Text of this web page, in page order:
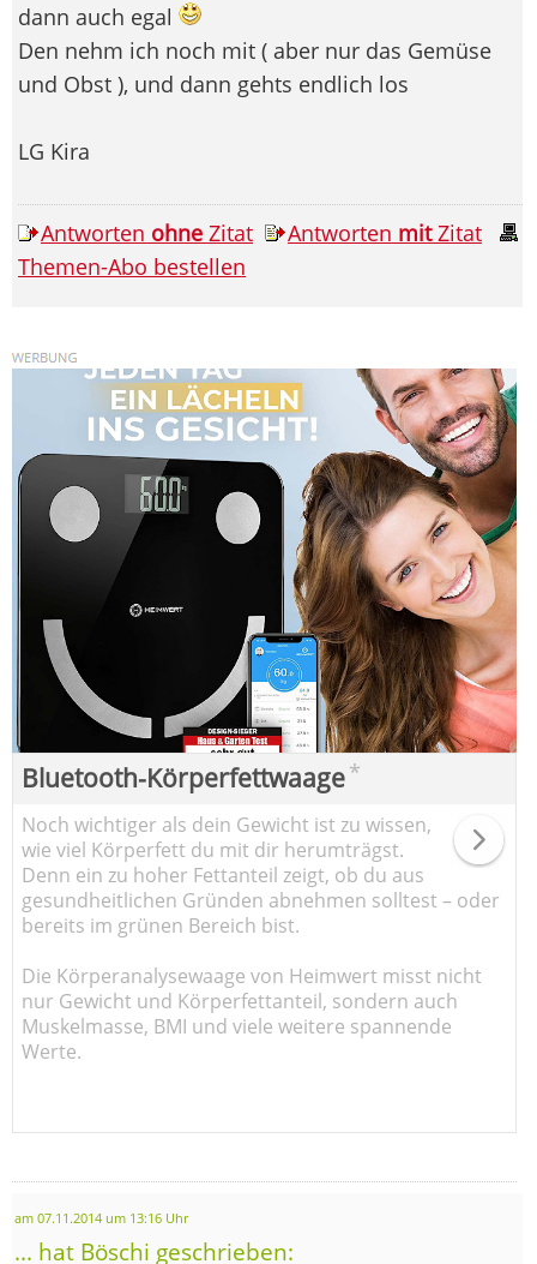
dann auch egal
Den nehm ich noch mit ( aber nur das Gemüse
und Obst ), und dann gehts endlich los
LG Kira
Antworten ohne Zitat Antworten mitZitat
Themen-Abo bestellen
Bluetooth-Körperfettwaage*
Noch wichtiger als dein Gewicht ist zu wissen,
wie viel Körperfett du mit dir herumträgst.
Denn ein zu hoher Fettanteil zeigt, ob du aus
gesundheitlichen Gründen abnehmen solltest – oder
bereits im grünen Bereich bist.
Die Körperanalysewaage von Heimwert misst nicht
nur Gewicht und Körperfettanteil, sondern auch
Muskelmasse, BMI und viele weitere spannende
Werte.
am 07.11.2014 um 13:16 Uhr
... hat Böschi geschrieben: